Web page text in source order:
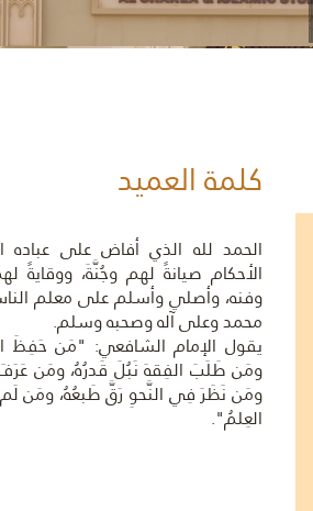
كلمة العميد
​الحمد لله الذي أفاض على عباده
الأحكام صيانةً لهم وجُنَّةَ،
وفنه، وأصلي وأسلم على معلم
محمد وعلى آله وصحبه وسلم.
يقول الإمام الشافعي: "مَن حَفِظَ
ومَن طَلَبَ الفِقهَ نَبُلَ قَدرُهُ، ومَن
ومَن نَظَرَ فِي النَّحوِ رَقَّ طَبعُهُ، ومَن
العِلمُ".